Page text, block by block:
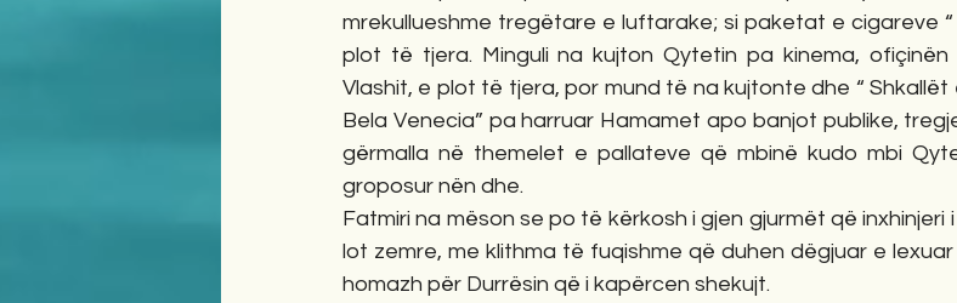
mrekullueshme tregëtare e luftarake; si paketat e cigareve “
plot të tjera. Minguli na kujton Qytetin pa kinema, ofiçinën
Vlashit, e plot të tjera, por mund të na kujtonte dhe “ Shkallët
Bela Venecia” pa harruar Hamamet apo banjot publike,
gërmalla në themelet e pallateve që mbinë kudo mbi
groposur nën dhe.
Fatmiri na mëson se po të kërkosh i gjen gjurmët që inxhinjeri
lot zemre, me klithma të fuqishme që duhen dëgjuar e
homazh për Durrësin që i kapërcen shekujt.